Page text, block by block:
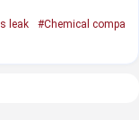
leak
#Chemical compa